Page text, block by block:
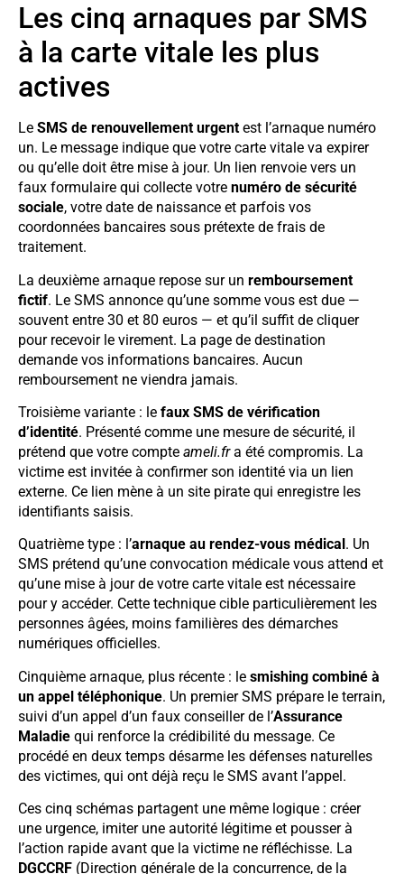
Les cinq arnaques par SMS
à la carte vitale les plus
actives
Le SMS de renouvellement urgent est l’arnaque numéro
un. Le message indique que votre carte vitale va expirer
ou qu’elle doit être mise à jour. Un lien renvoie vers un
faux formulaire qui collecte votre numéro de sécurité
sociale, votre date de naissance et parfois vos
coordonnées bancaires sous prétexte de frais de
traitement.
La deuxième arnaque repose sur un remboursement
fictif. Le SMS annonce qu’une somme vous est due —
souvent entre 30 et 80 euros — et qu’il suffit de cliquer
pour recevoir le virement. La page de destination
demande vos informations bancaires. Aucun
remboursement ne viendra jamais.
Troisième variante : le faux SMS de vérification
d’identité. Présenté comme une mesure de sécurité, il
prétend que votre compte ameli.fra été compromis. La
victime est invitée à confirmer son identité via un lien
externe. Ce lien mène à un site pirate qui enregistre les
identifiants saisis.
Quatrième type : l’arnaque au rendez-vous médical . Un
SMS prétend qu’une convocation médicale vous attend et
qu’une mise à jour de votre carte vitale est nécessaire
pour y accéder. Cette technique cible particulièrement les
personnes âgées, moins familières des démarches
numériques officielles.
Cinquième arnaque, plus récente : le smishing combiné à
un appel téléphonique. Un premier SMS prépare le terrain,
suivi d’un appel d’un faux conseiller de l’Assurance
Maladie qui renforce la crédibilité du message. Ce
procédé en deux temps désarme les défenses naturelles
des victimes, qui ont déjà reçu le SMS avant l’appel.
Ces cinq schémas partagent une même logique : créer
une urgence, imiter une autorité légitime et pousser à
l’action rapide avant que la victime ne réfléchisse. La
DGCCRF (Direction générale de la concurrence, de la